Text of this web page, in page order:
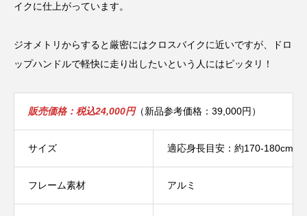
イクに仕上がっています。
ジオメトリからすると厳密にはクロスバイクに近いですが、ドロ
ップハンドルで軽快に走り出したいという人にはピッタリ！
販売価格：税込24,000円（新品参考価格：39,000円）
サイズ 適応身長目安：約170-180cm
フレーム素材 アルミ